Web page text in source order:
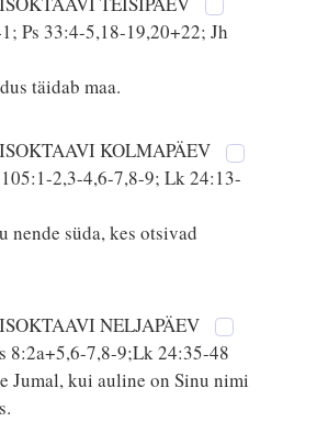
Ps 33:4-5,18-19,20+22; Jh
täidab maa.
KOLMAPÄEV
2,3-4,6-7,8-9; Lk 24:13-
nende süda, kes otsivad
NELJAPÄEV
8:2a+5,6-7,8-9;Lk 24:35-48
Jumal, kui auline on Sinu nimi